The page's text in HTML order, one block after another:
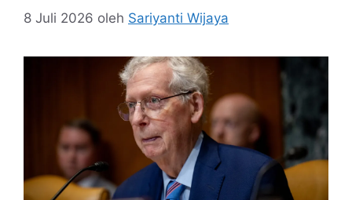
8 Juli 2026 oleh Sariyanti Wijaya